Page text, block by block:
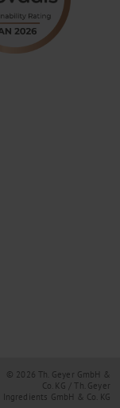
© 2026 Th. Geyer GmbH &
Co. KG / Th. Geyer
Ingredients GmbH & Co. KG